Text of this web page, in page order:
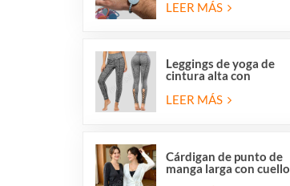
Milagrosa de la Iglesia
LEER MÁS
Leggings de yoga de
cintura alta con
y malla con aberturas
LEER MÁS
Cárdigan de punto de
manga larga con cuello
en V y cierre cruzado